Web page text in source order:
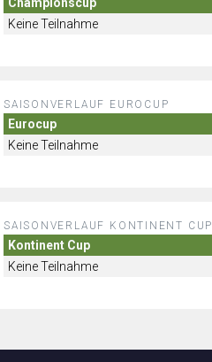
Keine Teilnahme
SAISONVERLAUF EUROCUP
Eurocup
Keine Teilnahme
SAISONVERLAUF KONTINENT CUP
Kontinent Cup
Keine Teilnahme